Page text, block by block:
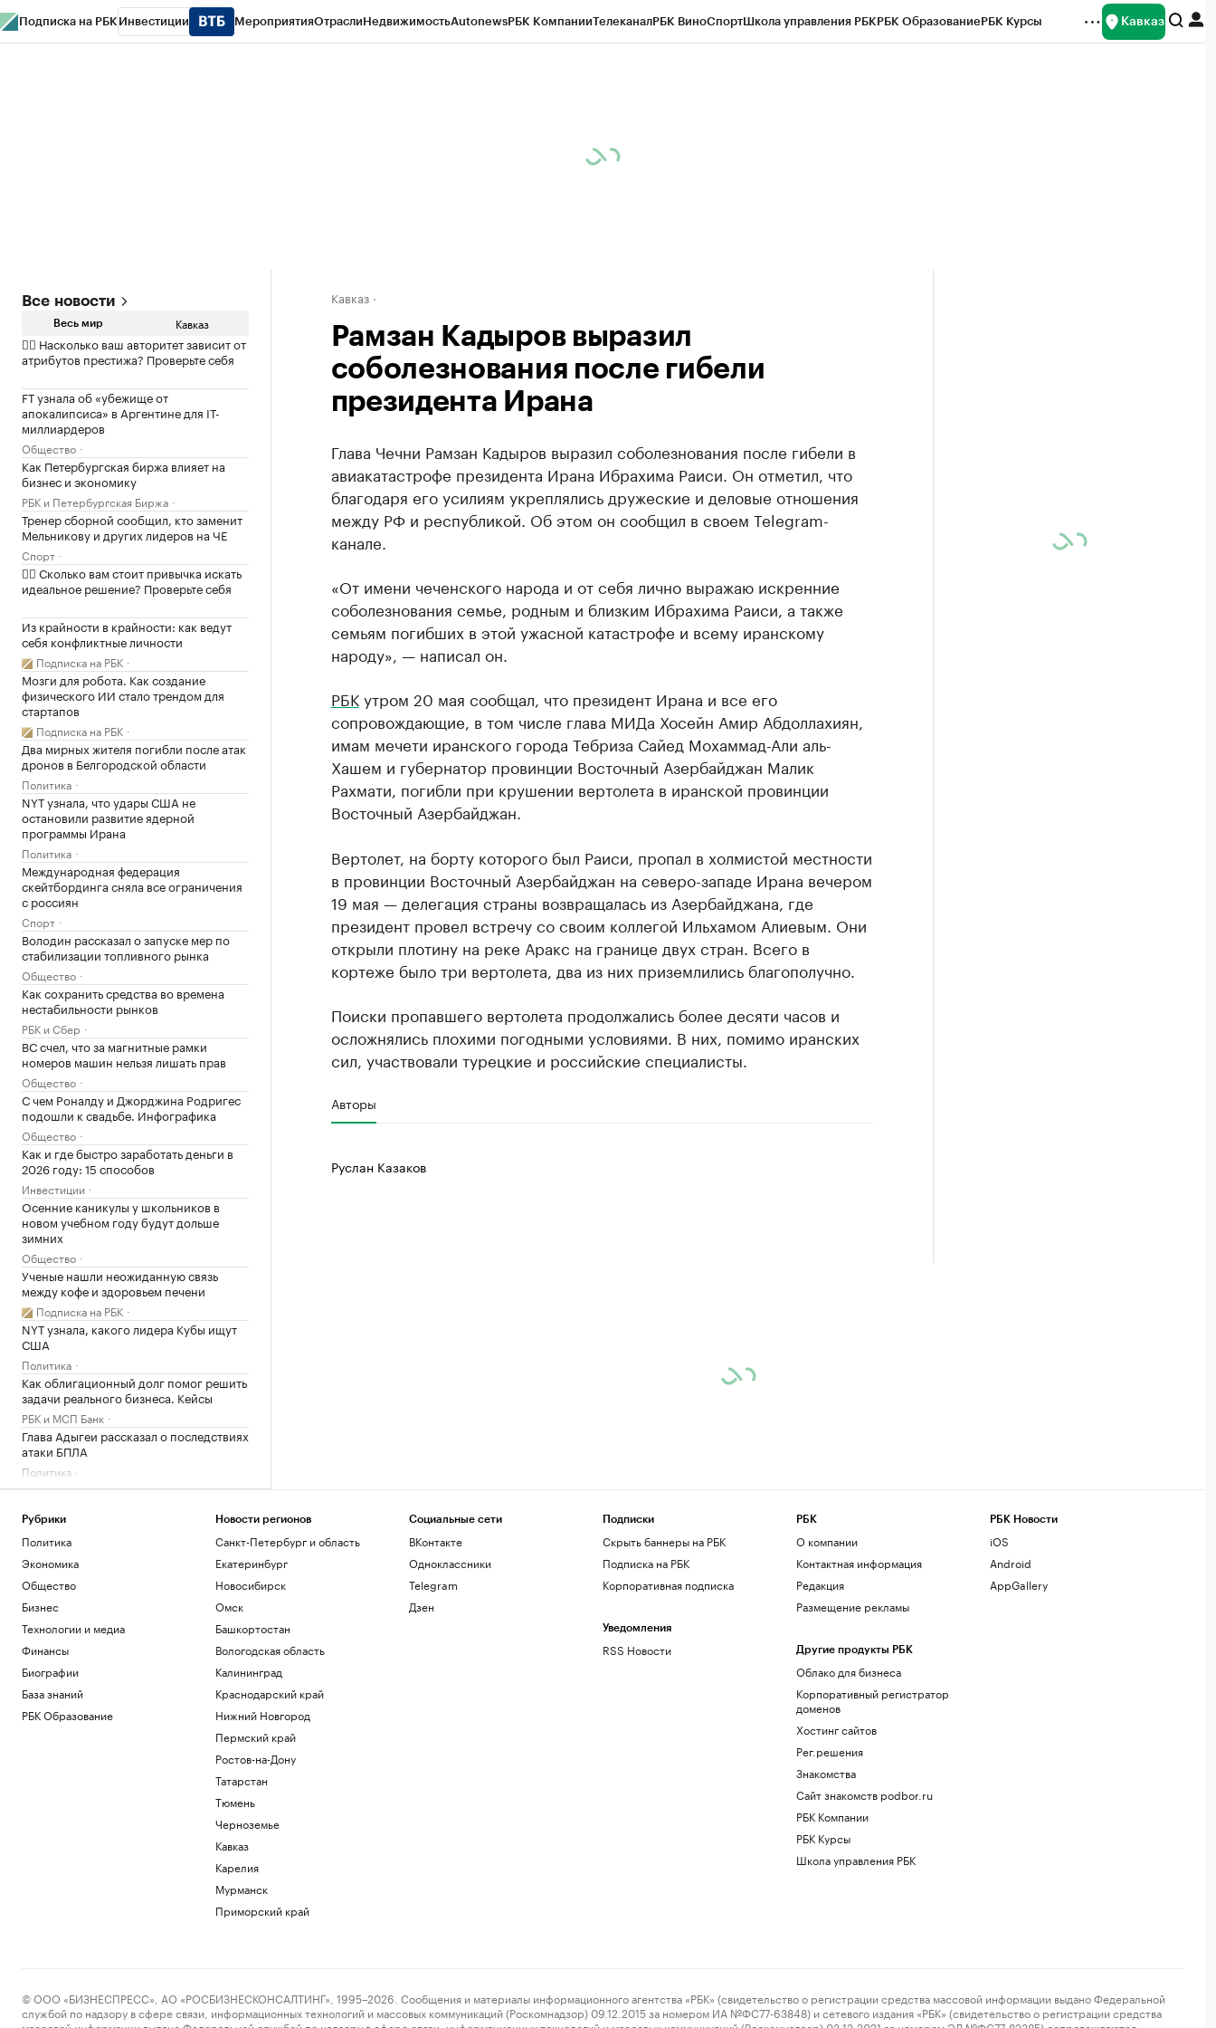
Подписка на РБК Инвестиции МероприятияОтраслиНедвижимостьAutonewsРБК КомпанииТелеканалРБК ВиноСпортШкола управления РБКРБК ОбразованиеРБК Курсы Кавказ
Все новости
Весь мир Кавказ
✍🏻 Насколько ваш авторитет зависит от
атрибутов престижа? Проверьте себя
FT узнала об «убежище от
апокалипсиса» в Аргентине для IT-
миллиардеров
Общество
Как Петербургская биржа влияет на
бизнес и экономику
РБК и Петербургская Биржа
Тренер сборной сообщил, кто заменит
Мельникову и других лидеров на ЧЕ
Спорт
✍🏻 Сколько вам стоит привычка искать
идеальное решение? Проверьте себя
Из крайности в крайности: как ведут
себя конфликтные личности
Подписка на РБК
Мозги для робота. Как создание
физического ИИ стало трендом для
стартапов
Подписка на РБК
Два мирных жителя погибли после атак
дронов в Белгородской области
Политика
NYT узнала, что удары США не
остановили развитие ядерной
программы Ирана
Политика
Международная федерация
скейтбординга сняла все ограничения
с россиян
Спорт
Володин рассказал о запуске мер по
стабилизации топливного рынка
Общество
Как сохранить средства во времена
нестабильности рынков
РБК и Сбер
ВС счел, что за магнитные рамки
номеров машин нельзя лишать прав
Общество
С чем Роналду и Джорджина Родригес
подошли к свадьбе. Инфографика
Общество
Как и где быстро заработать деньги в
2026 году: 15 способов
Инвестиции
Осенние каникулы у школьников в
новом учебном году будут дольше
зимних
Общество
Ученые нашли неожиданную связь
между кофе и здоровьем печени
Подписка на РБК
NYT узнала, какого лидера Кубы ищут
США
Политика
Как облигационный долг помог решить
задачи реального бизнеса. Кейсы
РБК и МСП Банк
Глава Адыгеи рассказал о последствиях
атаки БПЛА
Политика
Кавказ
Рамзан Кадыров выразил
соболезнования после гибели
президента Ирана
Глава Чечни Рамзан Кадыров выразил соболезнования после гибели в
авиакатастрофе президента Ирана Ибрахима Раиси. Он отметил, что
благодаря его усилиям укреплялись дружеские и деловые отношения
между РФ и республикой. Об этом он сообщил в своем Telegram-
канале.
«От имени чеченского народа и от себя лично выражаю искренние
соболезнования семье, родным и близким Ибрахима Раиси, а также
семьям погибших в этой ужасной катастрофе и всему иранскому
народу», — написал он.
РБКутром 20 мая сообщал, что президент Ирана и все его
сопровождающие, в том числе глава МИДа Хосейн Амир Абдоллахиян,
имам мечети иранского города Тебриза Сайед Мохаммад-Али аль-
Хашем и губернатор провинции Восточный Азербайджан Малик
Рахмати, погибли при крушении вертолета в иранской провинции
Восточный Азербайджан.
Вертолет, на борту которого был Раиси, пропал в холмистой местности
в провинции Восточный Азербайджан на северо-западе Ирана вечером
19 мая — делегация страны возвращалась из Азербайджана, где
президент провел встречу со своим коллегой Ильхамом Алиевым. Они
открыли плотину на реке Аракс на границе двух стран. Всего в
кортеже было три вертолета, два из них приземлились благополучно.
Поиски пропавшего вертолета продолжались более десяти часов и
осложнялись плохими погодными условиями. В них, помимо иранских
сил, участвовали турецкие и российские специалисты.
Авторы
Руслан Казаков
Рубрики
Политика
Экономика
Общество
Бизнес
Технологии и медиа
Финансы
Биографии
База знаний
РБК Образование
Новости регионов
Санкт-Петербург и область
Екатеринбург
Новосибирск
Омск
Башкортостан
Вологодская область
Калининград
Краснодарский край
Нижний Новгород
Пермский край
Ростов-на-Дону
Татарстан
Тюмень
Черноземье
Кавказ
Карелия
Мурманск
Приморский край
Социальные сети
ВКонтакте
Одноклассники
Telegram
Дзен
Подписки
Скрыть баннеры на РБК
Подписка на РБК
Корпоративная подписка
Уведомления
RSS Новости
РБК
О компании
Контактная информация
Редакция
Размещение рекламы
Другие продукты РБК
Облако для бизнеса
Корпоративный регистратор
доменов
Хостинг сайтов
Рег.решения
Знакомства
Сайт знакомств podbor.ru
РБК Компании
РБК Курсы
Школа управления РБК
РБК Новости
iOS
Android
AppGallery
© ООО «БИЗНЕСПРЕСС», АО «РОСБИЗНЕСКОНСАЛТИНГ», 1995–2026. Сообщения и материалы информационного агентства «РБК» (свидетельство о регистрации средства массовой информации выдано Федеральной
службой по надзору в сфере связи, информационных технологий и массовых коммуникаций (Роскомнадзор) 09.12.2015 за номером ИА №ФС77-63848) и сетевого издания «РБК» (свидетельство о регистрации средства